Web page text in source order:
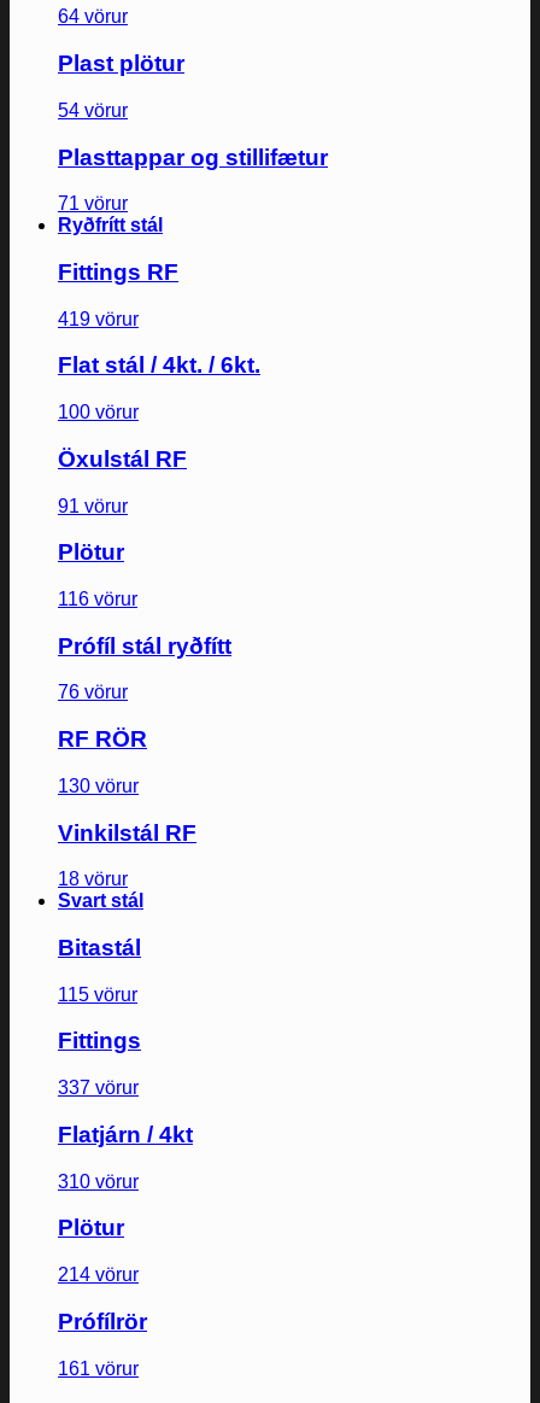
64 vörur
Plast plötur
54 vörur
Plasttappar og stillifætur
71 vörur
Ryðfrítt stál
Fittings RF
419 vörur
Flat stál / 4kt. / 6kt.
100 vörur
Öxulstál RF
91 vörur
Plötur
116 vörur
Prófíl stál ryðfítt
76 vörur
RF RÖR
130 vörur
Vinkilstál RF
18 vörur
Svart stál
Bitastál
115 vörur
Fittings
337 vörur
Flatjárn / 4kt
310 vörur
Plötur
214 vörur
Prófílrör
161 vörur